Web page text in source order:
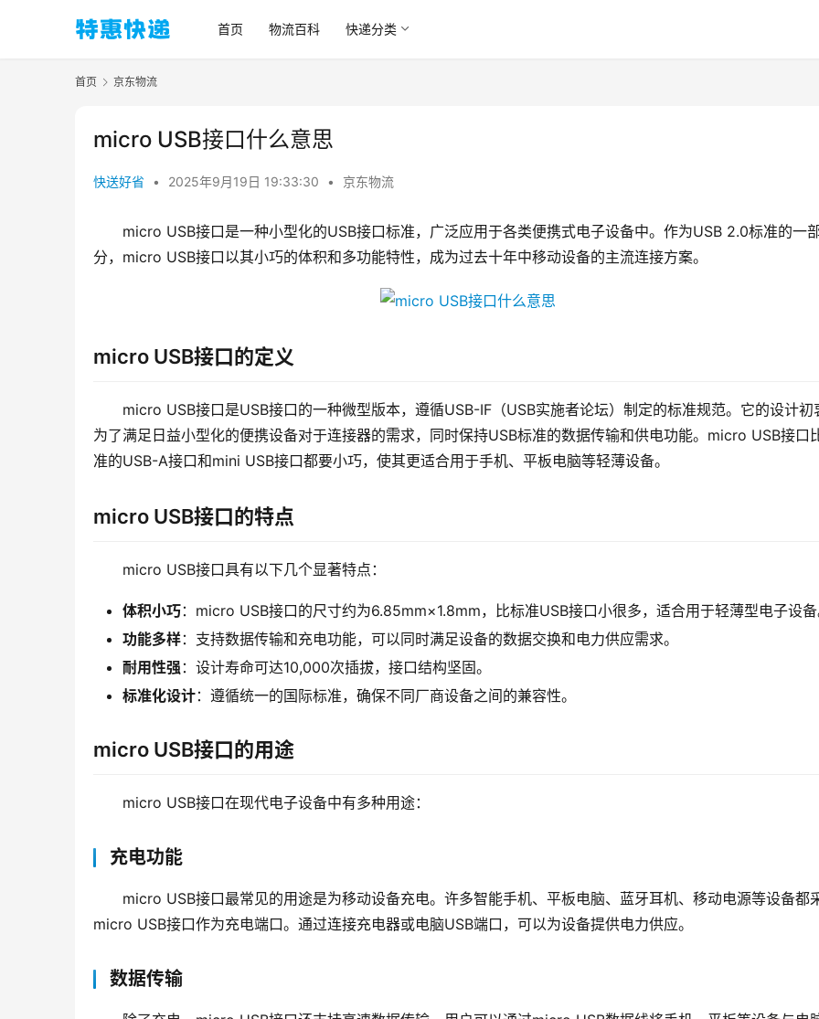
首页 物流百科 快递分类
首页 京东物流
micro USB接口什么意思
快送好省 • 2025年9月19日 19:33:30 • 京东物流
micro USB接口是一种小型化的USB接口标准，广泛应用于各类便携式电子设备中。作为USB 2.0标准的一
分，micro USB接口以其小巧的体积和多功能特性，成为过去十年中移动设备的主流连接方案。
micro USB接口的定义
micro USB接口是USB接口的一种微型版本，遵循USB-IF（USB实施者论坛）制定的标准规范。它的设计初
为了满足日益小型化的便携设备对于连接器的需求，同时保持USB标准的数据传输和供电功能。micro USB接口
准的USB-A接口和mini USB接口都要小巧，使其更适合用于手机、平板电脑等轻薄设备。
micro USB接口的特点
micro USB接口具有以下几个显著特点：
体积小巧：micro USB接口的尺寸约为6.85mm×1.8mm，比标准USB接口小很多，适合用于轻薄型电子设备
功能多样：支持数据传输和充电功能，可以同时满足设备的数据交换和电力供应需求。
耐用性强 ：设计寿命可达10,000次插拔，接口结构坚固。
标准化设计：遵循统一的国际标准，确保不同厂商设备之间的兼容性。
micro USB接口的用途
micro USB接口在现代电子设备中有多种用途：
充电功能
micro USB接口最常见的用途是为移动设备充电。许多智能手机、平板电脑、蓝牙耳机、移动电源等设备都
micro USB接口作为充电端口。通过连接充电器或电脑USB端口，可以为设备提供电力供应。
数据传输